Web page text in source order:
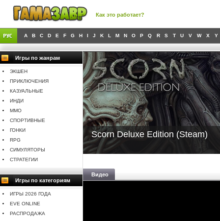
Как это работает?
A B C D E F G H I J K L M N O P Q R S T U V W X Y
Игры по жанрам
ЭКШЕН
ПРИКЛЮЧЕНИЯ
КАЗУАЛЬНЫЕ
ИНДИ
MMO
СПОРТИВНЫЕ
ГОНКИ
RPG
СИМУЛЯТОРЫ
СТРАТЕГИИ
Игры по категориям
ИГРЫ 2026 ГОДА
EVE ONLINE
РАСПРОДАЖА
Scorn Deluxe Edition (Steam)
Видео